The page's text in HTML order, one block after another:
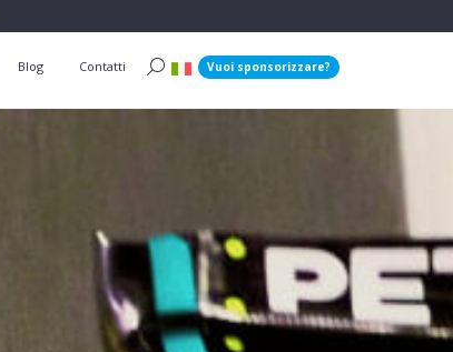
Blog Contatti Vuoi sponsorizzare?